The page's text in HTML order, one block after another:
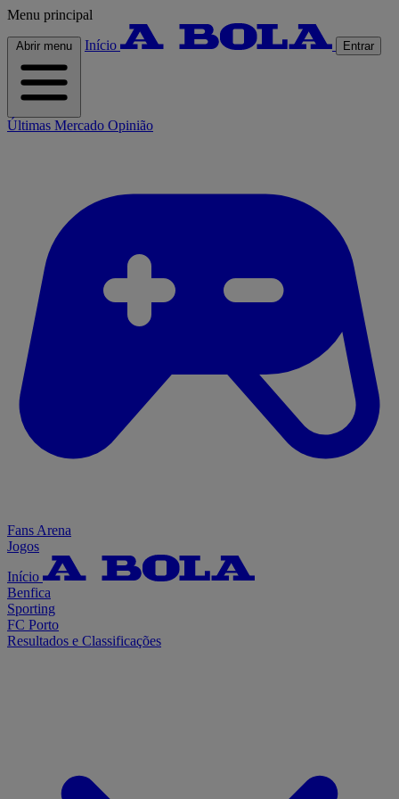
Menu principal
Abrir menu Início Entrar
Últimas Mercado Opinião
Fans Arena
Jogos
Início
Benfica
Sporting
FC Porto
Resultados e Classificações